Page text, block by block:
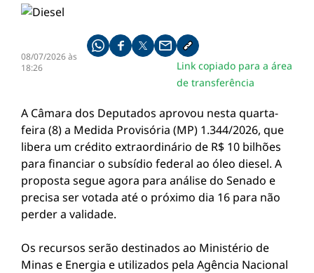
08/07/2026 às
18:26
Compartilhe pelo whatsapp
Compartilhar no facebook
Compartilhar no twitter
Compartilhe pelo email
Copiar link da notícia
Link copiado para a área
de transferência
A Câmara dos Deputados aprovou nesta quarta-
feira (8) a Medida Provisória (MP) 1.344/2026, que
libera um crédito extraordinário de R$ 10 bilhões
para financiar o subsídio federal ao óleo diesel. A
proposta segue agora para análise do Senado e
precisa ser votada até o próximo dia 16 para não
perder a validade.
Os recursos serão destinados ao Ministério de
Minas e Energia e utilizados pela Agência Nacional